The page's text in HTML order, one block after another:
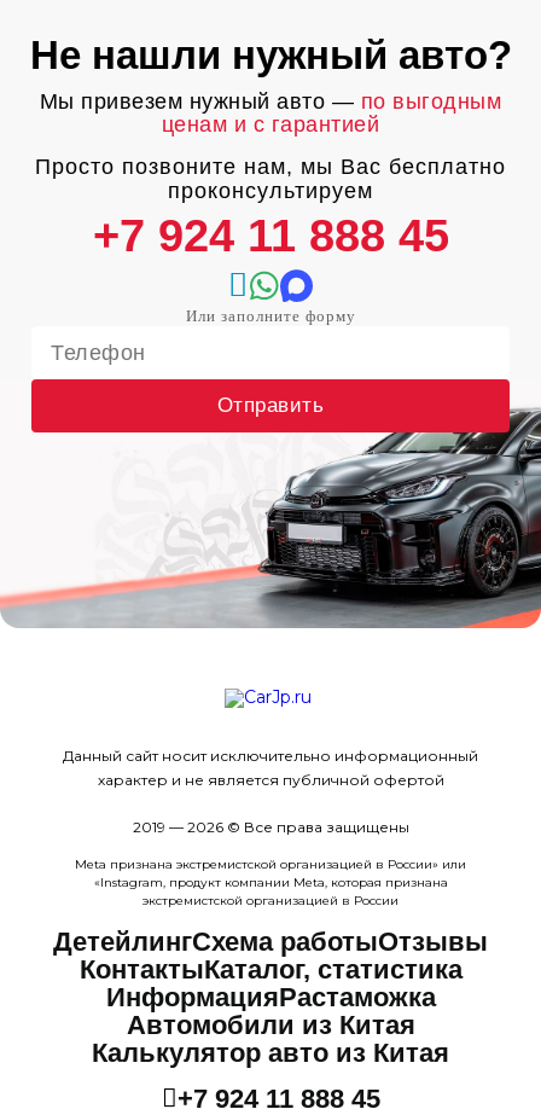
Не нашли нужный авто?
Мы привезем нужный авто — по выгодным
ценам и с гарантией
Просто позвоните нам, мы Вас бесплатно
проконсультируем
+7 924 11 888 45
Отправить
Данный сайт носит исключительно информационный
характер и не является публичной офертой
2019 — 2026 © Все права защищены
Meta признана экстремистcкой организацией в России» или
«Instagram, продукт компании Meta, которая признана
экстремистской организацией в России
ДетейлингСхема работыОтзывы
КонтактыКаталог, статистика
ИнформацияРастаможка
Автомобили из Китая
Калькулятор авто из Китая
+7 924 11 888 45